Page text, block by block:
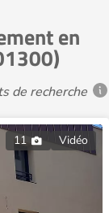
en
de recherche
11 Vidéo